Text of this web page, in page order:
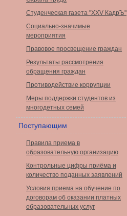
Студенческая газета "XXV КадрЪ"
Социально-значимые
мероприятия
Правовое просвещение граждан
Результаты рассмотрения
обращения граждан
Противодействие коррупции
Меры поддержки студентов из
многодетных семей
Поступающим
Правила приема в
образовательную организацию
Контрольные цифры приёма и
количество поданных заявлений
Условия приема на обучение по
договорам об оказании платных
образовательных услуг